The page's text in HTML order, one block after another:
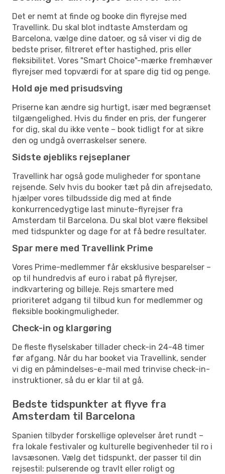
Det er nemt at finde og booke din flyrejse med
Travellink. Du skal blot indtaste Amsterdam og
Barcelona, vælge dine datoer, og så viser vi dig de
bedste priser, filtreret efter hastighed, pris eller
fleksibilitet. Vores "Smart Choice"-mærke fremhæver
flyrejser med topværdi for at spare dig tid og penge.
Hold øje med prisudsving
Priserne kan ændre sig hurtigt, især med begrænset
tilgængelighed. Hvis du finder en pris, der fungerer
for dig, skal du ikke vente – book tidligt for at sikre
den og undgå overraskelser senere.
Sidste øjebliks rejseplaner
Travellink har også gode muligheder for spontane
rejsende. Selv hvis du booker tæt på din afrejsedato,
hjælper vores tilbudsside dig med at finde
konkurrencedygtige last minute-flyrejser fra
Amsterdam til Barcelona. Du skal blot være fleksibel
med tidspunkter og dage for at få bedre resultater.
Spar mere med Travellink Prime
Vores Prime-medlemmer får eksklusive besparelser –
op til hundredvis af euro i rabat på flyrejser,
indkvartering og billeje. Rejs smartere med
prioriteret adgang til tilbud kun for medlemmer og
fleksible bookingmuligheder.
Check-in og klargøring
De fleste flyselskaber tillader check-in 24-48 timer
før afgang. Når du har booket via Travellink, sender
vi dig en påmindelses-e-mail med trinvise check-in-
instruktioner, så du er klar til at gå.
Bedste tidspunkter at flyve fra
Amsterdam til Barcelona
Spanien tilbyder forskellige oplevelser året rundt –
fra lokale festivaler og kulturelle begivenheder til ro i
lavsæsonen. Vælg det tidspunkt, der passer til din
rejsestil: pulserende og travlt eller roligt og